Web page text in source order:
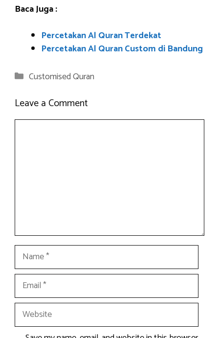
Baca Juga :
Percetakan Al Quran Terdekat
Percetakan Al Quran Custom di Bandung
Categories
Customised Quran
Leave a Comment
Name
Email
Website